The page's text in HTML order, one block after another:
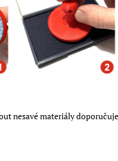
nesavé materiály